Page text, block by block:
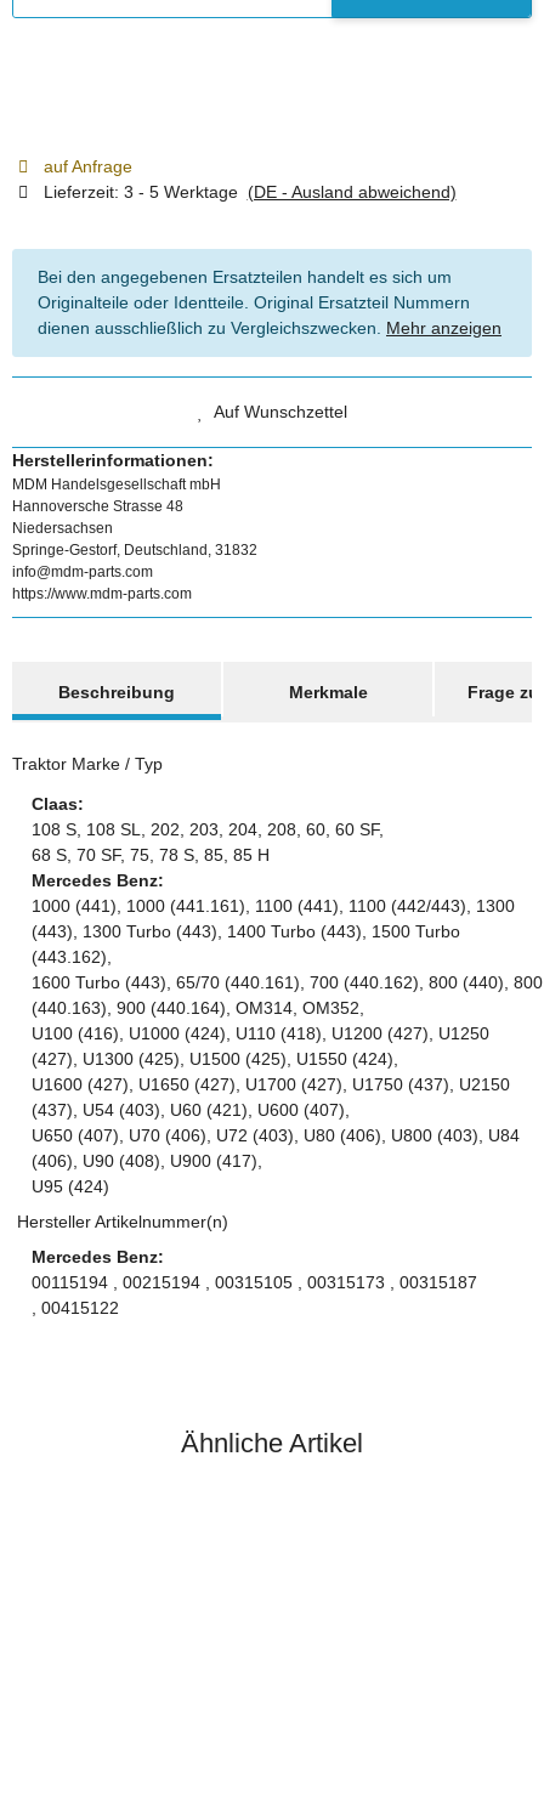
auf Anfrage
Lieferzeit: 3 - 5 Werktage (DE - Ausland abweichend)
Bei den angegebenen Ersatzteilen handelt es sich um
Originalteile oder Identteile. Original Ersatzteil Nummern
dienen ausschließlich zu Vergleichszwecken. Mehr anzeigen
Auf Wunschzettel
Herstellerinformationen:
MDM Handelsgesellschaft mbH
Hannoversche Strasse 48
Niedersachsen
Springe-Gestorf, Deutschland, 31832
info@mdm-parts.com
https://www.mdm-parts.com
Beschreibung
Merkmale Frage
Traktor Marke / Typ
Claas:
108 S, 108 SL, 202, 203, 204, 208, 60, 60 SF,
68 S, 70 SF, 75, 78 S, 85, 85 H
Mercedes Benz:
1000 (441), 1000 (441.161), 1100 (441), 1100 (442/443), 1300
(443), 1300 Turbo (443), 1400 Turbo (443), 1500 Turbo
(443.162),
1600 Turbo (443), 65/70 (440.161), 700 (440.162), 800 (440), 800
(440.163), 900 (440.164), OM314, OM352,
U100 (416), U1000 (424), U110 (418), U1200 (427), U1250
(427), U1300 (425), U1500 (425), U1550 (424),
U1600 (427), U1650 (427), U1700 (427), U1750 (437), U2150
(437), U54 (403), U60 (421), U600 (407),
U650 (407), U70 (406), U72 (403), U80 (406), U800 (403), U84
(406), U90 (408), U900 (417),
U95 (424)
Hersteller Artikelnummer(n)
Mercedes Benz:
00115194 , 00215194 , 00315105 , 00315173 , 00315187
, 00415122
Ähnliche Artikel